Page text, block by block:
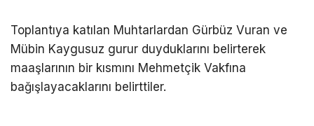
Toplantıya katılan Muhtarlardan Gürbüz Vuran ve
Mübin Kaygusuz gurur duyduklarını belirterek
maaşlarının bir kısmını Mehmetçik Vakfına
bağışlayacaklarını belirttiler.